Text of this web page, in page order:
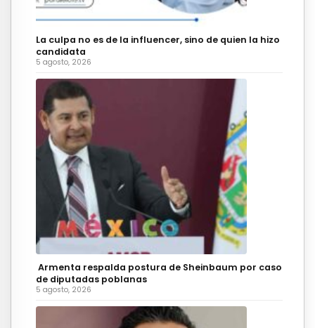
La culpa no es de la influencer, sino de quien la hizo
candidata
5 agosto, 2026
Armenta respalda postura de Sheinbaum por caso
de diputadas poblanas
5 agosto, 2026